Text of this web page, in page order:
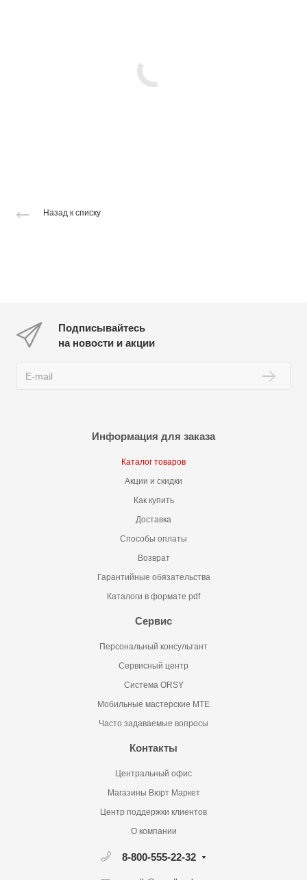
Назад к списку
Подписывайтесь
на новости и акции
Информация для заказа
Каталог товаров
Акции и скидки
Как купить
Доставка
Способы оплаты
Возврат
Гарантийные обязательства
Каталоги в формате pdf
Сервис
Персональный консультант
Сервисный центр
Система ORSY
Мобильные мастерские MTE
Часто задаваемые вопросы
Контакты
Центральный офис
Магазины Вюрт Маркет
Центр поддержки клиентов
О компании
8-800-555-22-32